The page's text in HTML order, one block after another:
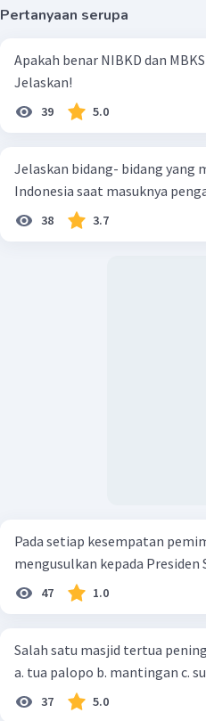
Pertanyaan serupa
Apakah benar NIBKD dan
Jelaskan!
39 5.0
Jelaskan bidang- bidang yang
Indonesia saat masuknya
38 3.7
Pada setiap kesempatan
mengusulkan kepada Presiden
47 1.0
Salah satu masjid tertua
37 5.0